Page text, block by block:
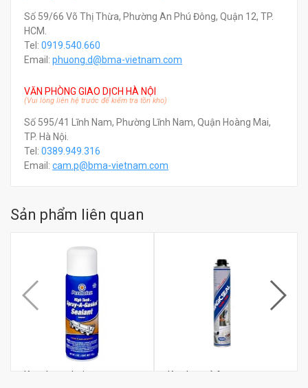
Số 59/66 Võ Thị Thừa, Phường An Phú Đông, Quận 12, TP.
HCM.
Tel: 0919.540.660
Email: phuong.d@bma-vietnam.com
VĂN PHÒNG GIAO DỊCH HÀ NỘI
(Vui lòng liên hệ trước để kiểm tra tồn kho)
Số 595/41 Lĩnh Nam, Phường Lĩnh Nam, Quận Hoàng Mai,
TP. Hà Nội.
Tel: 0389.949.316
Email: cam.p@bma-vietnam.com
Sản phẩm liên quan
Keo dạng chai xịt
Keo bọt nở foam